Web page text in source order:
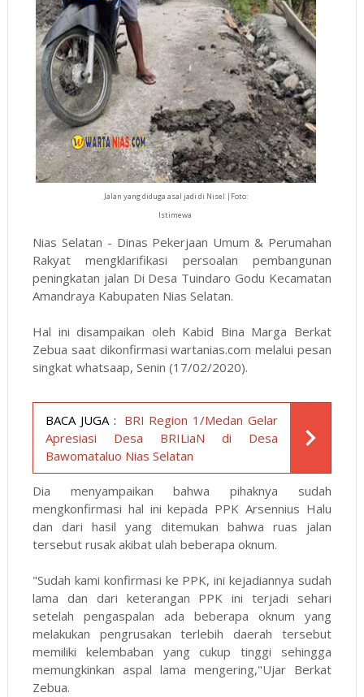
Jalan yang diduga asal jadi di Nisel |Foto:
Istimewa
Nias Selatan - Dinas Pekerjaan Umum & Perumahan
Rakyat mengklarifikasi persoalan pembangunan
peningkatan jalan Di Desa Tuindaro Godu Kecamatan
Amandraya Kabupaten Nias Selatan.
Hal ini disampaikan oleh Kabid Bina Marga Berkat
Zebua saat dikonfirmasi wartanias.com melalui pesan
singkat whatsaap, Senin (17/02/2020).
BACA JUGA : BRI Region 1/Medan Gelar
Apresiasi Desa BRILiaN di Desa
Bawomataluo Nias Selatan
Dia menyampaikan bahwa pihaknya sudah
mengkonfirmasi hal ini kepada PPK Arsennius Halu
dan dari hasil yang ditemukan bahwa ruas jalan
tersebut rusak akibat ulah beberapa oknum.
"Sudah kami konfirmasi ke PPK, ini kejadiannya sudah
lama dan dari keterangan PPK ini terjadi sehari
setelah pengaspalan ada beberapa oknum yang
melakukan pengrusakan terlebih daerah tersebut
memiliki kelembaban yang cukup tinggi sehingga
memungkinkan aspal lama mengering,"Ujar Berkat
Zebua.